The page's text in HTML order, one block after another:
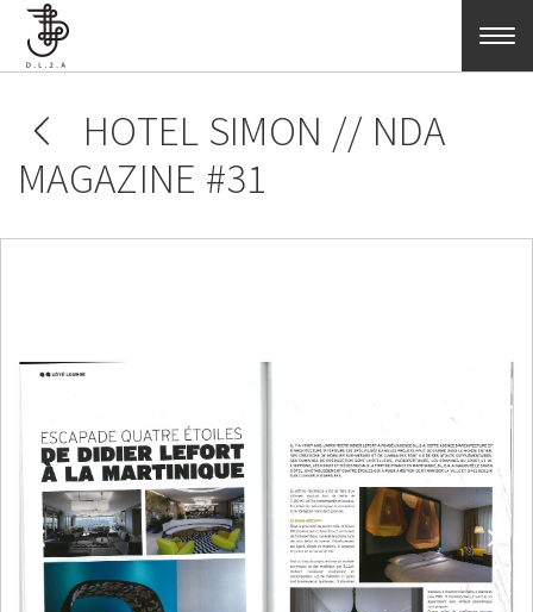
Skip to main content
HOTEL SIMON // NDA
MAGAZINE #31